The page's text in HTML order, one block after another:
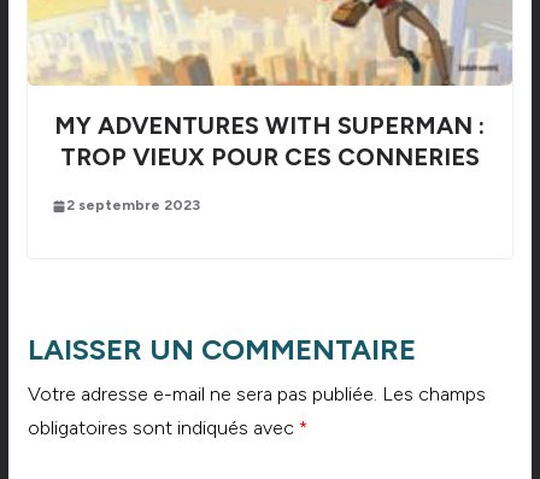
MY ADVENTURES WITH SUPERMAN :
TROP VIEUX POUR CES CONNERIES
2 septembre 2023
LAISSER UN COMMENTAIRE
Votre adresse e-mail ne sera pas publiée. Les champs
obligatoires sont indiqués avec *